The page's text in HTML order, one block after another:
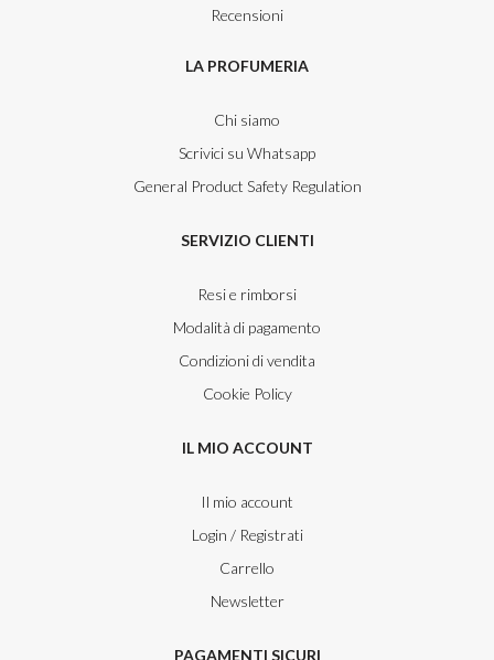
Recensioni
LA PROFUMERIA
Chi siamo
Scrivici su Whatsapp
General Product Safety Regulation
SERVIZIO CLIENTI
Resi e rimborsi
Modalità di pagamento
Condizioni di vendita
Cookie Policy
IL MIO ACCOUNT
Il mio account
Login / Registrati
Carrello
Newsletter
PAGAMENTI SICURI